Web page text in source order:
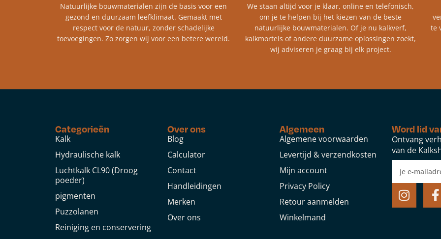
Natuurlijke bouwmaterialen zijn de basis voor een
gezond en duurzaam leefklimaat. Gemaakt met
respect voor de natuur, zonder schadelijke
toevoegingen. Zo zorgen wij voor een betere wereld.
We staan altijd voor je klaar, online en telefonisch,
om je te helpen bij het kiezen van de beste
natuurlijke bouwmaterialen. Of je nu kalkverf,
kalkmortels of andere duurzame oplossingen zoekt,
wij adviseren je graag bij elk project.​
te
Categorieën
Kalk
Hydraulische kalk
Luchtkalk CL90 (Droog
poeder)
pigmenten
Puzzolanen
Reiniging en conservering
Over ons
Blog
Calculator
Contact
Handleidingen
Merken
Over ons
Algemeen
Algemene voorwaarden
Levertijd & verzendkosten
Mijn account
Privacy Policy
Retour aanmelden
Winkelmand
Word lid
Ontvang
van de